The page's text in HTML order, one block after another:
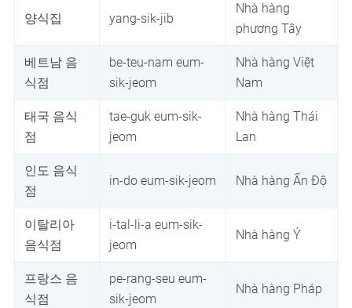
양식집 yang-sik-jib
Nhà hàng
phương Tây
베트남 음
식점
be-teu-nam eum-
sik-jeom
Nhà hàng Việt
Nam
태국 음식
점
tae-guk eum-sik-
jeom
Nhà hàng Thái
Lan
인도 음식
점
in-do eum-sik-jeom Nhà hàng Ấn Độ
이탈리아
음식점
i-tal-li-a eum-sik-
jeom
Nhà hàng Ý
프랑스 음
식점
pe-rang-seu eum-
sik-jeom
Nhà hàng Pháp